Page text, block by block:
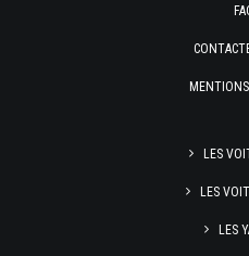
LES
LES
LES